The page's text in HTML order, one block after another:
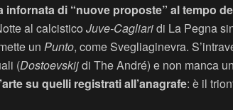
di “nuove proposte” al tempo
al calcistico Juve-Cagliaridi La Pegna
un Punto, come Svegliaginevra.
(Dostoevskijdi The André) e non manca
su quelli registrati all’anagrafe: è il